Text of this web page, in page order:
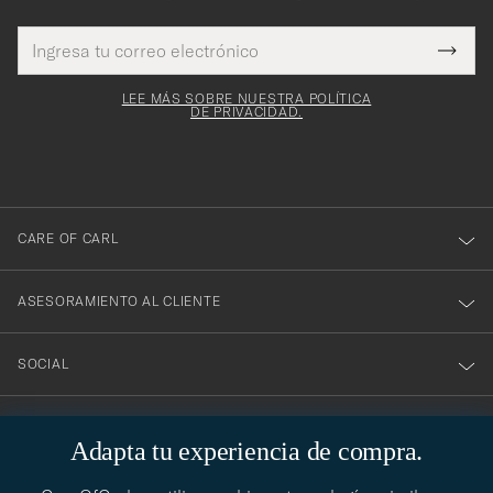
Adapta tu experiencia de compra.
de
correo
Este
es
¡Gracias
por
suscribirte
boletín!
LEE MÁS SOBRE NUESTRA POLÍTICA
DE PRIVACIDAD.
CARE OF CARL
ASESORAMIENTO AL CLIENTE
SOCIAL